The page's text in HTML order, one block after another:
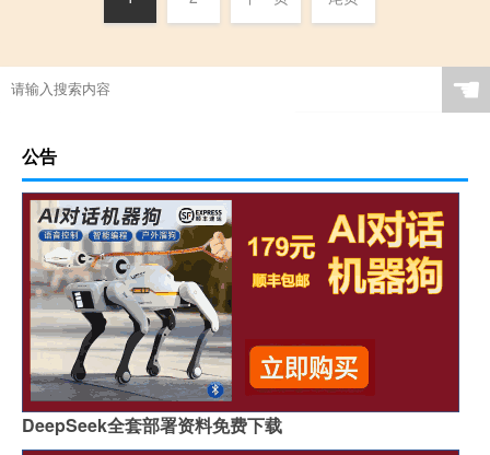
☚
公告
DeepSeek全套部署资料免费下载